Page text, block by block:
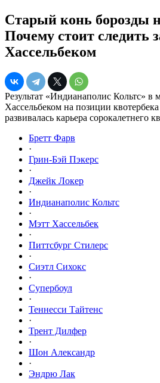
Старый конь борозды
Почему стоит следить
Хассельбеком
Результат «Индианаполис Кольтс» в
Хассельбеком на позиции
развивалась карьера сорокалетнего
Бретт Фарв
·
Грин-Бэй Пэкерс
·
Джейк Локер
·
Индианаполис Кольтс
·
Мэтт Хассельбек
·
Питтсбург Стилерс
·
Сиэтл Сихокс
·
Супербоул
·
Теннесси Тайтенс
·
Трент Дилфер
·
Шон Александр
·
Эндрю Лак